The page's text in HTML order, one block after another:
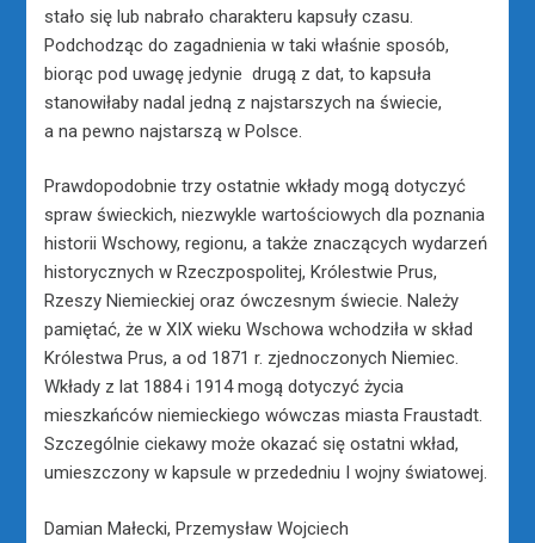
stało się lub nabrało charakteru kapsuły czasu.
Podchodząc do zagadnienia w taki właśnie sposób,
biorąc pod uwagę jedynie drugą z dat, to kapsuła
stanowiłaby nadal jedną z najstarszych na świecie,
a na pewno najstarszą w Polsce.
Prawdopodobnie trzy ostatnie wkłady mogą dotyczyć
spraw świeckich, niezwykle wartościowych dla poznania
historii Wschowy, regionu, a także znaczących wydarzeń
historycznych w Rzeczpospolitej, Królestwie Prus,
Rzeszy Niemieckiej oraz ówczesnym świecie. Należy
pamiętać, że w XIX wieku Wschowa wchodziła w skład
Królestwa Prus, a od 1871 r. zjednoczonych Niemiec.
Wkłady z lat 1884 i 1914 mogą dotyczyć życia
mieszkańców niemieckiego wówczas miasta Fraustadt.
Szczególnie ciekawy może okazać się ostatni wkład,
umieszczony w kapsule w przededniu I wojny światowej.
Damian Małecki, Przemysław Wojciech